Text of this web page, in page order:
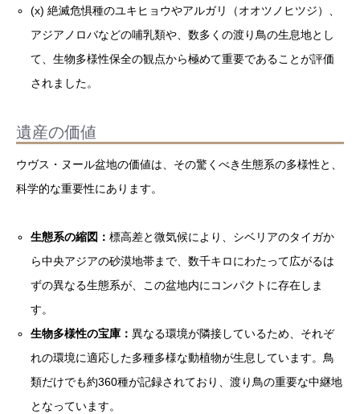
(x) 絶滅危惧種のユキヒョウやアルガリ（オオツノヒツジ）、
アジアノロバなどの哺乳類や、数多くの渡り鳥の生息地とし
て、生物多様性保全の観点から極めて重要であることが評価
されました。
遺産の価値
ウヴス・ヌール盆地の価値は、その驚くべき生態系の多様性と、
科学的な重要性にあります。
生態系の縮図：標高差と微気候により、シベリアのタイガか
ら中央アジアの砂漠地帯まで、数千キロにわたって広がるは
ずの異なる生態系が、この盆地内にコンパクトに存在しま
す。
生物多様性の宝庫：異なる環境が隣接しているため、それぞ
れの環境に適応した多種多様な動植物が生息しています。鳥
類だけでも約360種が記録されており、渡り鳥の重要な中継地
となっています。